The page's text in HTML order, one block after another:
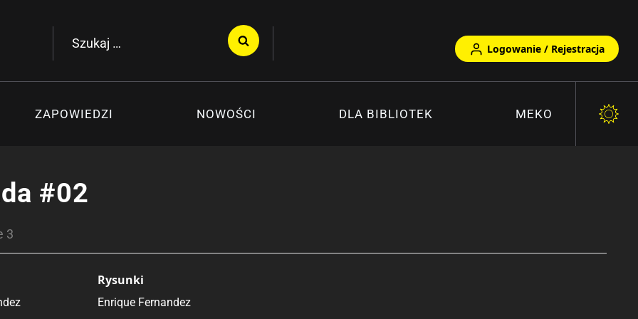
Szukaj:
Logowanie / Rejestracja
ZAPOWIEDZI NOWOŚCI DLA BIBLIOTEK MEKO
#02
3
Rysunki
Enrique Fernandez